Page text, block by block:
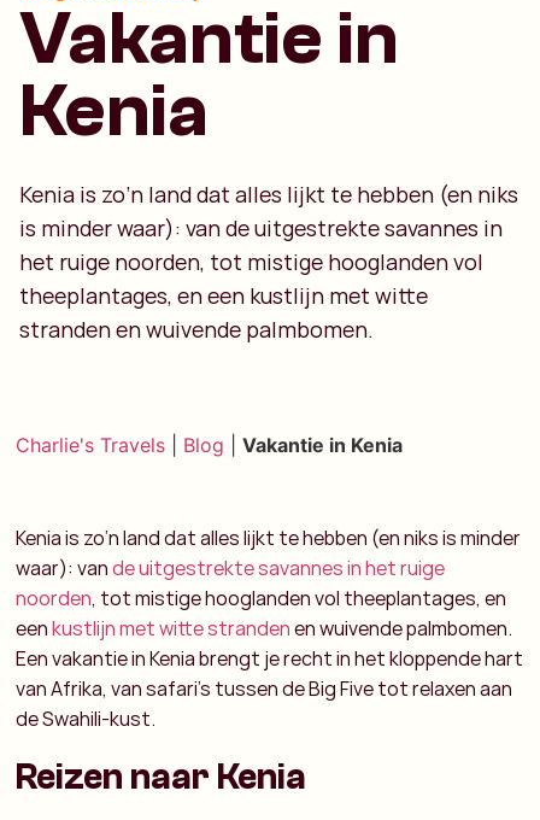
Vakantie in
Kenia
Kenia is zo’n land dat alles lijkt te hebben (en niks
is minder waar): van de uitgestrekte savannes in
het ruige noorden, tot mistige hooglanden vol
theeplantages, en een kustlijn met witte
stranden en wuivende palmbomen.
Charlie's Travels Blog |Vakantie in Kenia
Kenia is zo’n land dat alles lijkt te hebben (en niks is minder
waar): vande uitgestrekte savannes in het ruige
noorden, tot mistige hooglanden vol theeplantages, en
eenkustlijn met witte strandenen wuivende palmbomen.
Eenvakantie in Keniabrengt je recht in het kloppende hart
van Afrika, van safari’s tussen de Big Five tot relaxen aan
de Swahili-kust.
Reizen naar Kenia